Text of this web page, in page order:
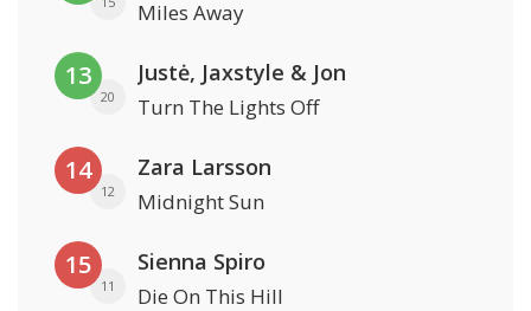
Miles Away
13
20
Justė, Jaxstyle & Jon
Turn The Lights Off
14
12
Zara Larsson
Midnight Sun
15
11
Sienna Spiro
Die On This Hill